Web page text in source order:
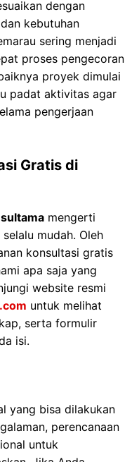
dengan
kebutuhan
sering menjadi
proses pengecoran
proyek dimulai
padat aktivitas agar
pengerjaan
Gratis di
mengerti
mudah. Oleh
konsultasi gratis
apa saja yang
website resmi
untuk melihat
serta formulir
isi.
yang bisa dilakukan
perencanaan
untuk